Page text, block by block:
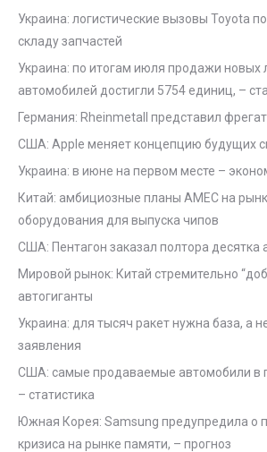
Украина: логистические вызовы Toyota
складу запчастей
Украина: по итогам июля продажи новых
автомобилей достигли 5754 единиц, –
Германия: Rheinmetall представил
США: Apple меняет концепцию будущих
Украина: в июне на первом месте –
Китай: амбициозные планы AMEC на
оборудования для выпуска чипов
США: Пентагон заказал полтора десятка
Мировой рынок: Китай стремительно
автогиганты
Украина: для тысяч ракет нужна база, а
заявления
США: самые продаваемые автомобили в
– статистика
Южная Корея: Samsung предупредила о
кризиса на рынке памяти, – прогноз